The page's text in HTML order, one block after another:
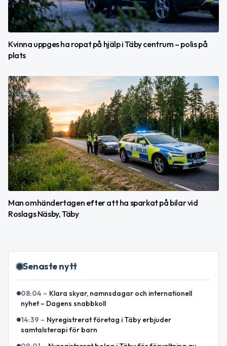
Kvinna uppges ha ropat på hjälp i Täby centrum – polis på
plats
Man omhändertagen efter att ha sparkat på bilar vid
Roslags Näsby, Täby
Senaste nytt
08:04 – Klara skyar, namnsdagar och internationell
nyhet – Dagens snabbkoll
14:39 – Nyregistrerat företag i Täby erbjuder
samtalsterapi för barn